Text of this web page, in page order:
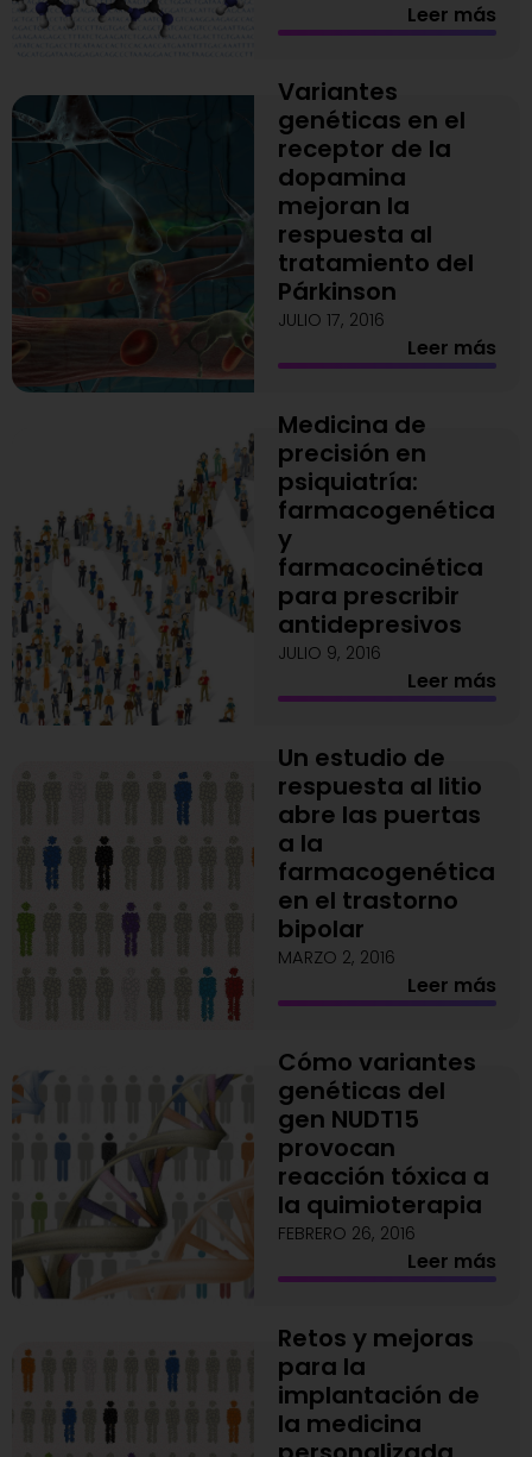
Leer más
Variantes
genéticas en el
receptor de la
dopamina
mejoran la
respuesta al
tratamiento del
Párkinson
JULIO 17, 2016
Leer más
Medicina de
precisión en
psiquiatría:
farmacogenética
y
farmacocinética
para prescribir
antidepresivos
JULIO 9, 2016
Leer más
Un estudio de
respuesta al litio
abre las puertas
a la
farmacogenética
en el trastorno
bipolar
MARZO 2, 2016
Leer más
Cómo variantes
genéticas del
gen NUDT15
provocan
reacción tóxica a
la quimioterapia
FEBRERO 26, 2016
Leer más
Retos y mejoras
para la
implantación de
la medicina